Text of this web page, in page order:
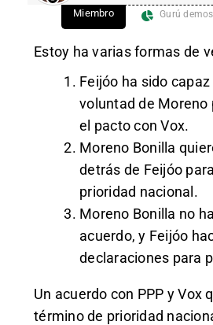
Miembro Gurú
Estoy ha varias formas de
Feijóo ha sido
voluntad de Moreno
el pacto con Vox.
Moreno Bonilla
detrás de Feijóo
prioridad nacional.
Moreno Bonilla no
acuerdo, y Feijóo
declaraciones para
Un acuerdo con PPP y Vox
término de prioridad